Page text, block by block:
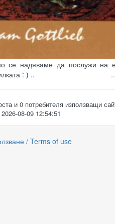
се надяваме да послужи на
: ) ..
и 0 потребителя използващи
2026-08-09 12:54:51
/ Terms of use